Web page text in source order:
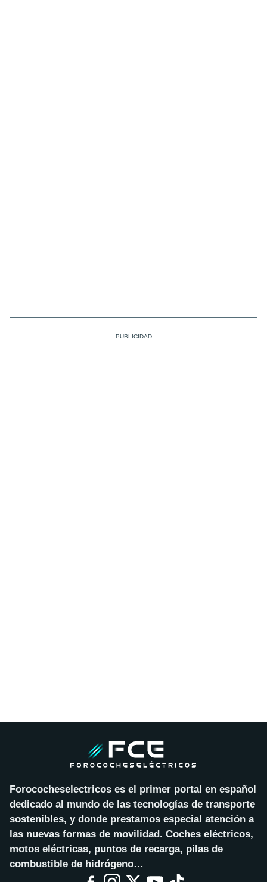
Forococheselectricos es el primer portal en español
dedicado al mundo de las tecnologías de transporte
sostenibles, y donde prestamos especial atención a
las nuevas formas de movilidad. Coches eléctricos,
motos eléctricas, puntos de recarga, pilas de
combustible de hidrógeno…